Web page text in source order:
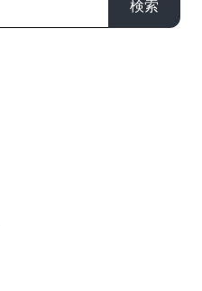
検索